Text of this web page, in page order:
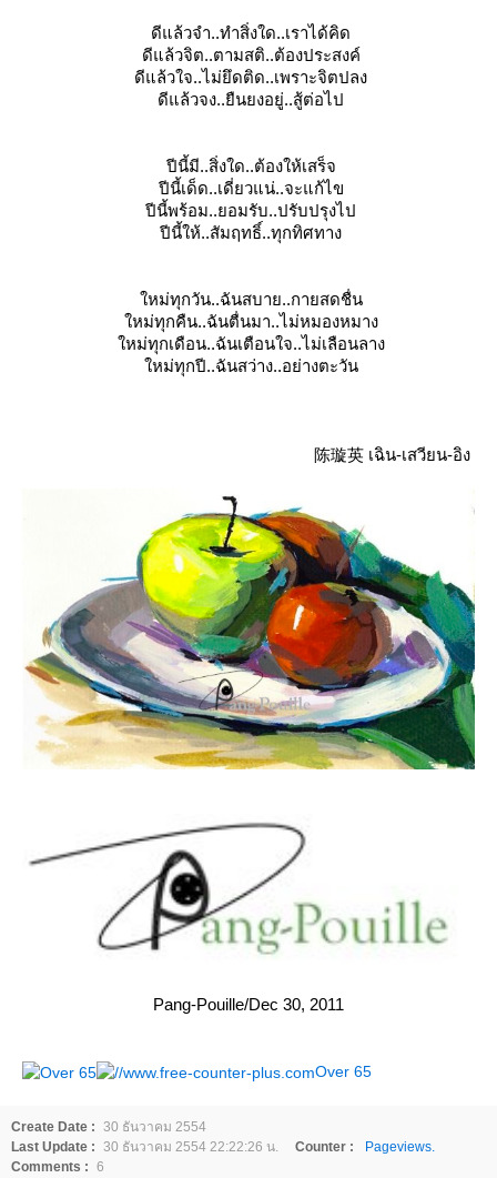
ดีแล้วจำ..ทำสิ่งใด..เราได้คิด
ดีล้วจิต..ตามสติ..ต้องประสงค์
ดีแล้วใจ..ไม่ยึดติด..เพราะจิตปลง
ดีล้วจง..ยืนยงอยู่..สู้ต่อไป
ปีนี้มี..สิ่งใด..ต้องให้เสร็จ
ปีนี้เด็ด..เดี่ยวแน่..จะแก้ไข
ปีนี้พร้อม..ยอมรับ..ปรับปรุงไป
ปีนี้ให้..สัมฤทธิ์..ทุกทิศทาง
หม่ทุกวัน..ฉันสบาย..กายสดชื่น
หม่ทุกคืน..ฉันตื่นมา..ไม่หมองหมาง
หม่ทุกเดือน..ฉันเตือนใจ..ไม่เลือนลาง
หม่ทุกปี..ฉันสว่าง..อย่างตะวัน
陈璇英 เฉิน-เสวียน-อิง
Pang-Pouille/Dec 30, 2011
Over 65
Create Date : 30 ธันวาคม 2554
Last Update : 30 ธันวาคม 2554 22:22:26 น. Counter :
Pageviews.
Comments : 6